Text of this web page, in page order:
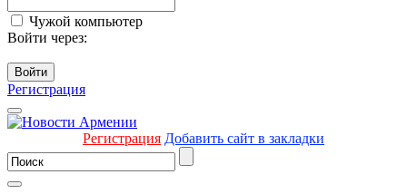
Чужой компьютер
Войти через:
Войти
Регистрация
Регистрация Добавить сайт в закладки